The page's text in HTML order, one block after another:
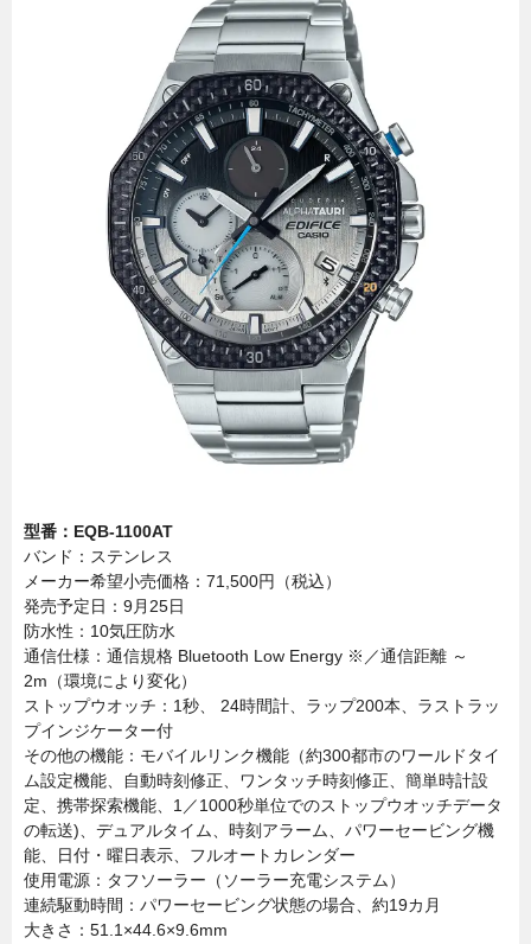
型番：EQB-1100AT
バンド：ステンレス
メーカー希望小売価格：71,500円（税込）
発売予定日：9月25日
防水性：10気圧防水
通信仕様：通信規格 Bluetooth Low Energy ※／通信距離 ～
2m（環境により変化）
ストップウオッチ：1秒、 24時間計、ラップ200本、ラストラッ
プインジケーター付
その他の機能：モバイルリンク機能（約300都市のワールドタイ
ム設定機能、自動時刻修正、ワンタッチ時刻修正、簡単時計設
定、携帯探索機能、1／1000秒単位でのストップウオッチデータ
の転送)、デュアルタイム、時刻アラーム、パワーセービング機
能、日付・曜日表示、フルオートカレンダー
使用電源：タフソーラー（ソーラー充電システム）
連続駆動時間：パワーセービング状態の場合、約19カ月
大きさ：51.1×44.6×9.6mm